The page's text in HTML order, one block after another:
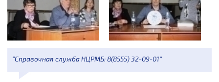
“Справочная служба НЦРМБ: 8(8555) 32-09-01”